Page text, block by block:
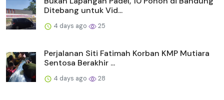
Ditebang untuk Vid...
4 days ago 25
Perjalanan Siti Fatimah Korban KMP Mutiara
Sentosa Berakhir ...
4 days ago 28